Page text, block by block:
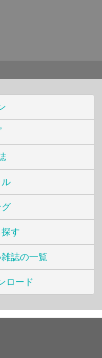
す
誌の一覧
ロード